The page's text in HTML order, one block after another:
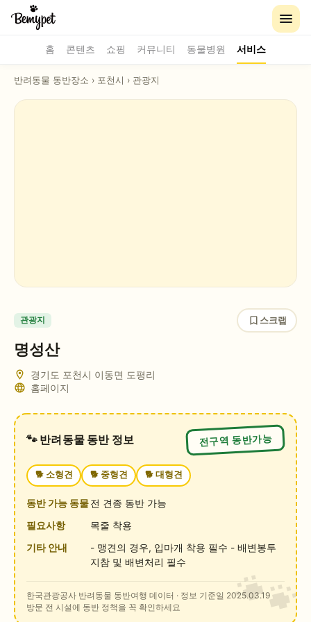
홈 콘텐츠 쇼핑 커뮤니티 동물병원 서비스
반려동물 동반장소 › 포천시 › 관광지
관광지 스크랩
명성산
경기도 포천시 이동면 도평리
홈페이지
🐾 반려동물 동반 정보 전구역 동반가능
🐕 소형견 🐕 중형견 🐕 대형견
동반 가능 동물전 견종 동반 가능
필요사항
목줄 착용
기타 안내
- 맹견의 경우, 입마개 착용 필수 - 배변봉투
지참 및 배변처리 필수
한국관광공사 반려동물 동반여행 데이터 · 정보 기준일 2025.03.19
방문 전 시설에 동반 정책을 꼭 확인하세요